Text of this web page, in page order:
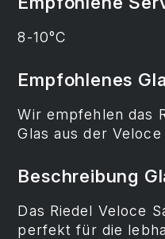
8-10°C
Empfohlenes
Wir empfehlen das
Glas aus der
Beschreibung
Das Riedel Veloce
perfekt für die